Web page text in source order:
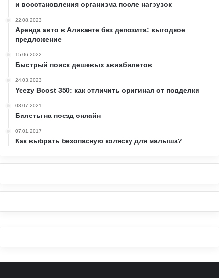
и восстановления организма после нагрузок
22.08.2023
Аренда авто в Аликанте без депозита: выгодное
предложение
15.06.2022
Быстрый поиск дешевых авиабилетов
24.03.2023
Yeezy Boost 350: как отличить оригинал от подделки
03.07.2021
Билеты на поезд онлайн
07.01.2017
Как выбрать безопасную коляску для малыша?